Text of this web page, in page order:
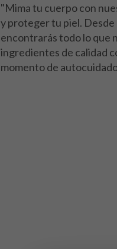
"Mima tu cuerpo con
y proteger tu piel. Desde
encontrarás todo lo que
ingredientes de calidad
momento de